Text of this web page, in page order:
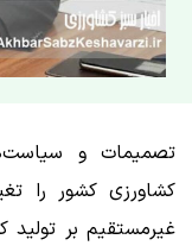
تصمیمات و
کشاورزی کشور را
غیرمستقیم بر